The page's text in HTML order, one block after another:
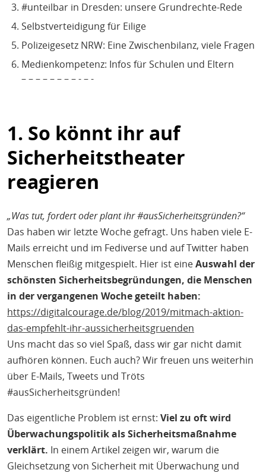
#unteilbar in Dresden: unsere Grundrechte-Rede
Selbstverteidigung für Eilige
Polizeigesetz NRW: Eine Zwischenbilanz, viele Fragen
Medienkompetenz: Infos für Schulen und Eltern
– – – – – – – – - – -
1. So könnt ihr auf
Sicherheitstheater
reagieren
„Was tut, fordert oder plant ihr #ausSicherheitsgründen?“
Das haben wir letzte Woche gefragt. Uns haben viele E-
Mails erreicht und im Fediverse und auf Twitter haben
Menschen fleißig mitgespielt. Hier ist eineAuswahl der
schönsten Sicherheitsbegründungen, die Menschen
in der vergangenen Woche geteilt haben:
https://digitalcourage.de/blog/2019/mitmach-aktion-
das-empfehlt-ihr-aussicherheitsgruenden
Uns macht das so viel Spaß, dass wir gar nicht damit
aufhören können. Euch auch? Wir freuen uns weiterhin
über E-Mails, Tweets und Tröts
#ausSicherheitsgründen!
Das eigentliche Problem ist ernst: Viel zu oft wird
Überwachungspolitik als Sicherheitsmaßnahme
verklärt. In einem Artikel zeigen wir, warum die
Gleichsetzung von Sicherheit mit Überwachung und